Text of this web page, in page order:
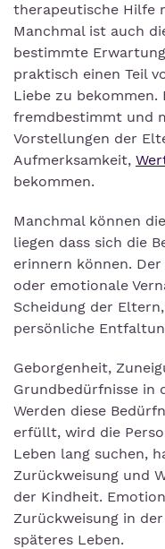
therapeutische Hilfe
Manchmal ist auch
bestimmte
praktisch einen Teil
Liebe zu
fremdbestimmt und
Vorstellungen der
Aufmerksamkeit,
bekommen.
Manchmal können
liegen dass sich die
erinnern können.
oder emotionale
Scheidung der
persönliche
Geborgenheit,
Grundbedürfnisse in
Werden diese
erfüllt, wird die
Leben lang suchen,
Zurückweisung und
der Kindheit.
Zurückweisung in
späteres Leben.